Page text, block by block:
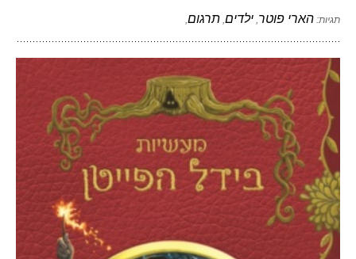
תגיות: הארי פוטר, ילדים, תרגום,